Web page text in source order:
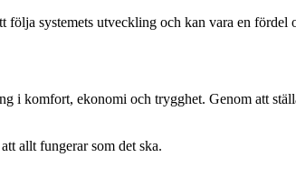
systemets utveckling och kan vara en fördel
i komfort, ekonomi och trygghet. Genom att
allt fungerar som det ska.